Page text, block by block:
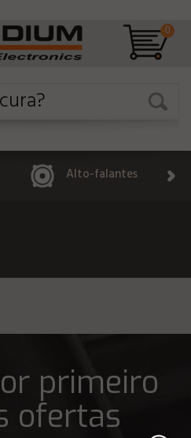
0
Alto-falantes
primeiro
ofertas